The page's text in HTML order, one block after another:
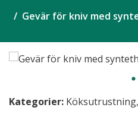
Gevär för kniv med
Kategorier: Köksutrustning,